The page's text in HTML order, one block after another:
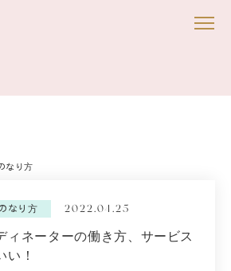
なり方
なり方 2022.04.25
ィネーターの働き方、サービス
い！